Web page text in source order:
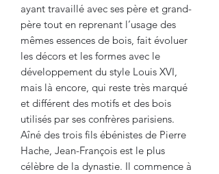
ayant travaillé avec ses père et grand-
père tout en reprenant l’usage des
mêmes essences de bois, fait évoluer
les décors et les formes avec le
développement du style Louis XVI,
mais là encore, qui reste très marqué
et différent des motifs et des bois
utilisés par ses confrères parisiens.
Aîné des trois fils ébénistes de Pierre
Hache, Jean-François est le plus
célèbre de la dynastie. Il commence à